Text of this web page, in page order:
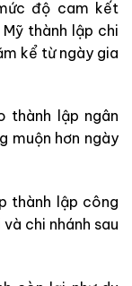
độ cam kết
thành lập chi
kể từ ngày gia
thành lập ngân
muộn hơn ngày
thành lập công
chi nhánh sau